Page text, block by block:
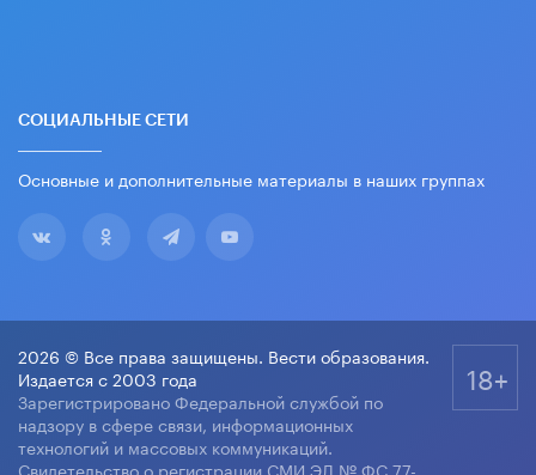
СОЦИАЛЬНЫЕ СЕТИ
Основные и дополнительные материалы в наших группах
2026 © Все права защищены. Вести образования.
Издается с 2003 года
Зарегистрировано Федеральной службой по
надзору в сфере связи, информационных
технологий и массовых коммуникаций.
Свидетельство о регистрации СМИ ЭЛ № ФС 77-
18+